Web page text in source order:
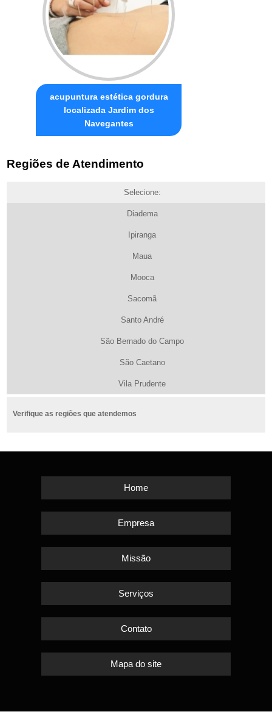
acupuntura estética gordura
localizada Jardim dos
Navegantes
Regiões de Atendimento
Selecione:
Diadema
Ipiranga
Maua
Mooca
Sacomã
Santo André
São Bernado do Campo
São Caetano
Vila Prudente
Verifique as regiões que atendemos
Home
Empresa
Missão
Serviços
Contato
Mapa do site